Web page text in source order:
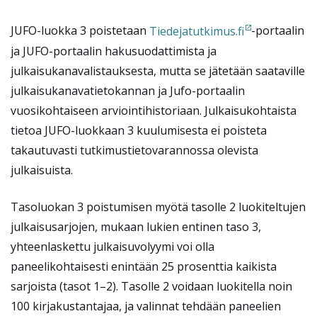
JUFO-luokka 3 poistetaan Tiedejatutkimus.fi -portaalin
ja JUFO-portaalin hakusuodattimista ja
julkaisukanavalistauksesta, mutta se jätetään saataville
julkaisukanavatietokannan ja Jufo-portaalin
vuosikohtaiseen arviointihistoriaan. Julkaisukohtaista
tietoa JUFO-luokkaan 3 kuulumisesta ei poisteta
takautuvasti tutkimustietovarannossa olevista
julkaisuista.
Tasoluokan 3 poistumisen myötä tasolle 2 luokiteltujen
julkaisusarjojen, mukaan lukien entinen taso 3,
yhteenlaskettu julkaisuvolyymi voi olla
paneelikohtaisesti enintään 25 prosenttia kaikista
sarjoista (tasot 1–2). Tasolle 2 voidaan luokitella noin
100 kirjakustantajaa, ja valinnat tehdään paneelien